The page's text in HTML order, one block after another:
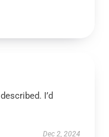
I’d
Dec 2, 2024